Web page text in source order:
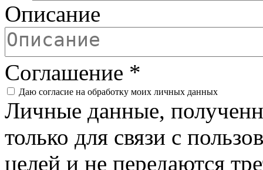
Описание
Соглашение *
Даю согласие на обработку моих личных данных
Личные данные,
только для связи с
целей и не передаются